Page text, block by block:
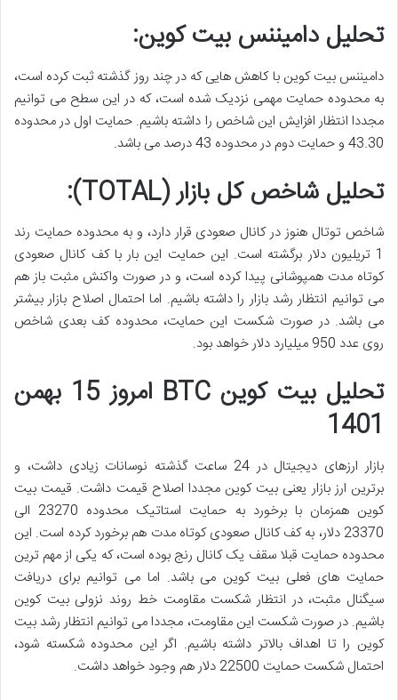
تحلیل دامیننس بیت کوین:
دامیننس بیت کوین با کاهش هایی که در چند روز گذشته ثبت کرده است،
به محدوده حمایت مهمی نزدیک شده است، که در این سطح می توانیم
مجددا انتظار افزایش این شاخص را داشته باشیم. حمایت اول در محدوده
43.30 و حمایت دوم در محدوده 43 درصد می باشد.
تحلیل شاخص کل بازار (TOTAL):
شاخص توتال هنوز در کانال صعودی قرار دارد، و به محدوده حمایت رند
1 تریلیون دلار برگشته است. این حمایت این بار با کف کانال صعودی
کوتاه مدت همپوشانی پیدا کرده است، و در صورت واکنش مثبت باز هم
می توانیم انتظار رشد بازار را داشته باشیم. اما احتمال اصلاح بازار بیشتر
می باشد. در صورت شکست این حمایت، محدوده کف بعدی شاخص
روی عدد 950 میلیارد دلار خواهد بود.
تحلیل بیت کوین BTC امروز 15 بهمن
1401
بازار ارزهای دیجیتال در 24 ساعت گذشته نوسانات زیادی داشت، و
برترین ارز بازار یعنی بیت کوین مجددا اصلاح قیمت داشت. قیمت بیت
کوین همزمان با برخورد به حمایت استاتیک محدوده 23270 الی
23370 دلار، به کف کانال صعودی کوتاه مدت هم برخورد کرده است. این
محدوده حمایت قبلا سقف یک کانال رنج بوده است، که یکی از مهم ترین
حمایت های فعلی بیت کوین می باشد. اما می توانیم برای دریافت
سیگنال مثبت، در انتظار شکست مقاومت خط روند نزولی بیت کوین
باشیم. در صورت شکست این مقاومت، مجددا می توانیم انتظار رشد بیت
کوین را تا اهداف بالاتر داشته باشیم. اگر این محدوده شکسته شود،
احتمال شکست حمایت 22500 دلار هم وجود خواهد داشت.